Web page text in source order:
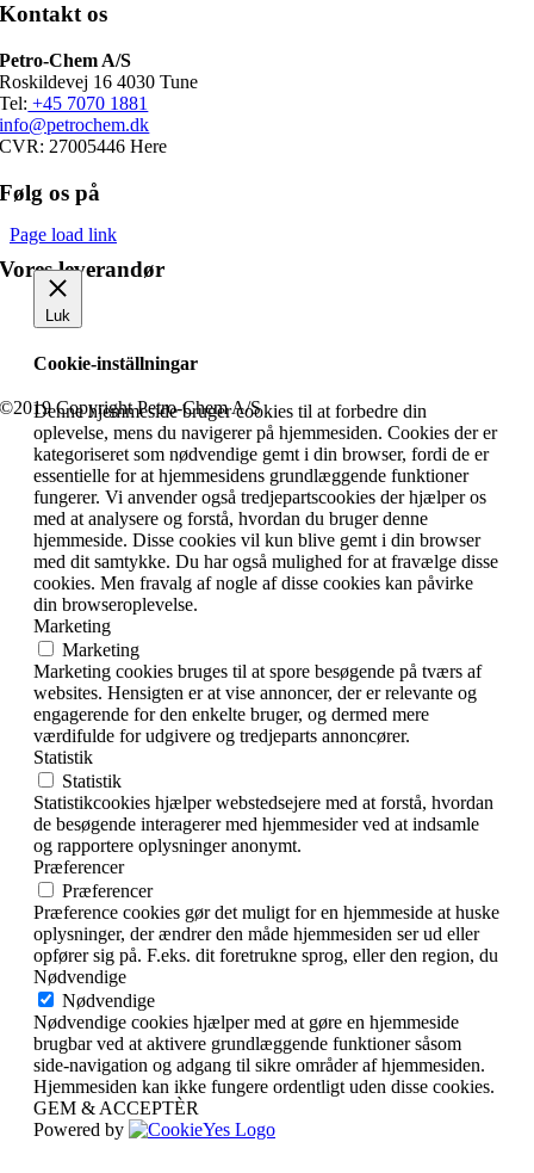
Kontakt os
Petro-Chem A/S
Roskildevej 16 4030 Tune
Tel: +45 7070 1881
info@petrochem.dk
CVR: 27005446 Here
Følg os på
Vores leverandør
©2019 Copyright Petro-Chem A/S
Page load link
Luk
Cookie-inställningar
Denne hjemmeside bruger cookies til at forbedre din
oplevelse, mens du navigerer på hjemmesiden. Cookies der er
kategoriseret som nødvendige gemt i din browser, fordi de er
essentielle for at hjemmesidens grundlæggende funktioner
fungerer. Vi anvender også tredjepartscookies der hjælper os
med at analysere og forstå, hvordan du bruger denne
hjemmeside. Disse cookies vil kun blive gemt i din browser
med dit samtykke. Du har også mulighed for at fravælge disse
cookies. Men fravalg af nogle af disse cookies kan påvirke
din browseroplevelse.
Marketing
Marketing
Marketing cookies bruges til at spore besøgende på tværs af
websites. Hensigten er at vise annoncer, der er relevante og
engagerende for den enkelte bruger, og dermed mere
værdifulde for udgivere og tredjeparts annoncører.
Statistik
Statistik
Statistikcookies hjælper webstedsejere med at forstå, hvordan
de besøgende interagerer med hjemmesider ved at indsamle
og rapportere oplysninger anonymt.
Præferencer
Præferencer
Præference cookies gør det muligt for en hjemmeside at huske
oplysninger, der ændrer den måde hjemmesiden ser ud eller
opfører sig på. F.eks. dit foretrukne sprog, eller den region, du
Nødvendige
Nødvendige
Nødvendige cookies hjælper med at gøre en hjemmeside
brugbar ved at aktivere grundlæggende funktioner såsom
side-navigation og adgang til sikre områder af hjemmesiden.
Hjemmesiden kan ikke fungere ordentligt uden disse cookies.
GEM & ACCEPTÈR
Powered by